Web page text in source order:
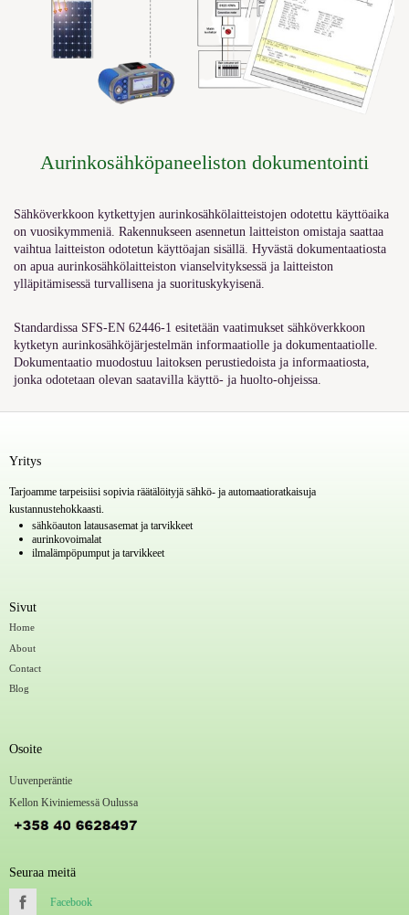
Aurinkosähköpaneeliston dokumentointi
Sähköverkkoon kytkettyjen aurinkosähkölaitteistojen odotettu käyttöaika
on vuosikymmeniä. Rakennukseen asennetun laitteiston omistaja saattaa
vaihtua laitteiston odotetun käyttöajan sisällä. Hyvästä dokumentaatiosta
on apua aurinkosähkölaitteiston vianselvityksessä ja laitteiston
ylläpitämisessä turvallisena ja suorituskykyisenä.
Standardissa SFS-EN 62446-1 esitetään vaatimukset sähköverkkoon
kytketyn aurinkosähköjärjestelmän informaatiolle ja dokumentaatiolle.
Dokumentaatio muodostuu laitoksen perustiedoista ja informaatiosta,
jonka odotetaan olevan saatavilla käyttö- ja huolto-ohjeissa.
Yritys
Tarjoamme tarpeisiisi sopivia räätälöityjä sähkö- ja automaatioratkaisuja
kustannustehokkaasti.
sähköauton latausasemat ja tarvikkeet
aurinkovoimalat
ilmalämpöpumput ja tarvikkeet
Sivut
Home
About
Contact
Blog
Osoite
Uuvenperäntie
Kellon Kiviniemessä Oulussa
Seuraa meitä
Facebook